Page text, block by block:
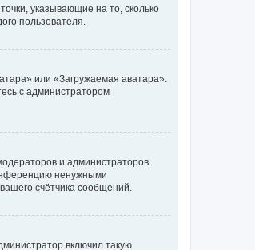
указывающие на то, сколько
пользователя.
или «Загружаемая аватара».
с администратором
и администраторов.
ненужными
счётчика сообщений.
включил такую